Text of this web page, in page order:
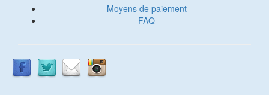
Moyens de paiement
FAQ